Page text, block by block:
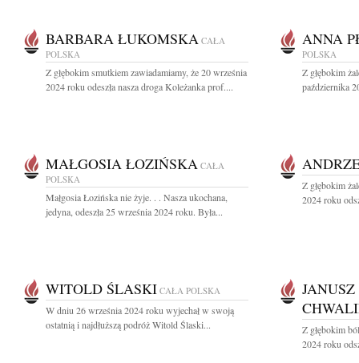
BARBARA ŁUKOMSKA CAŁA
POLSKA
Z głębokim smutkiem zawiadamiamy, że 20 września
2024 roku odeszła nasza droga Koleżanka prof....
ANNA
POLSKA
Z głębokim
października
MAŁGOSIA ŁOZIŃSKA CAŁA
POLSKA
Małgosia Łozińska nie żyje. . . Nasza ukochana,
jedyna, odeszła 25 września 2024 roku. Była...
Z głębokim
2024 roku
WITOLD ŚLASKI CAŁA POLSKA
W dniu 26 września 2024 roku wyjechał w swoją
ostatnią i najdłuższą podróż Witold Ślaski...
Z głębokim
2024 roku